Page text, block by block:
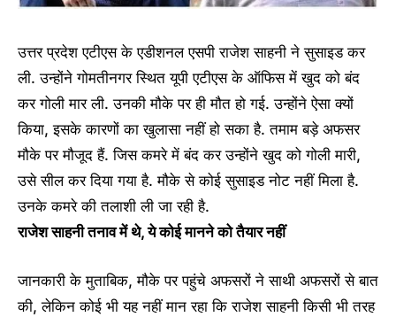
उत्तर प्रदेश एटीएस के एडीशनल एसपी राजेश साहनी ने सुसाइड कर
ली. उन्होंने गोमतीनगर स्थित यूपी एटीएस के ऑफिस में खुद को बंद
कर गोली मार ली. उनकी मौके पर ही मौत हो गई. उन्होंने ऐसा क्यों
किया, इसके कारणों का खुलासा नहीं हो सका है. तमाम बड़े अफसर
मौके पर मौजूद हैं. जिस कमरे में बंद कर उन्होंने खुद को गोली मारी,
उसे सील कर दिया गया है. मौके से कोई सुसाइड नोट नहीं मिला है.
उनके कमरे की तलाशी ली जा रही है.
राजेश साहनी तनाव में थे, ये कोई मानने को तैयार नहीं
जानकारी के मुताबिक, मौके पर पहुंचे अफसरों ने साथी अफसरों से बात
की, लेकिन कोई भी यह नहीं मान रहा कि राजेश साहनी किसी भी तरह